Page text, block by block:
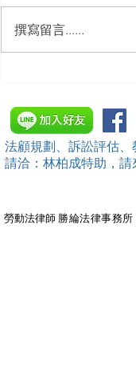
訓練）課程，邀請
靖棠律師 擔任講師
撰寫留言......
法顧規劃、訴訟評估
請洽：林柏成特助 ，請
勞動法律師​ 勝綸法律事務